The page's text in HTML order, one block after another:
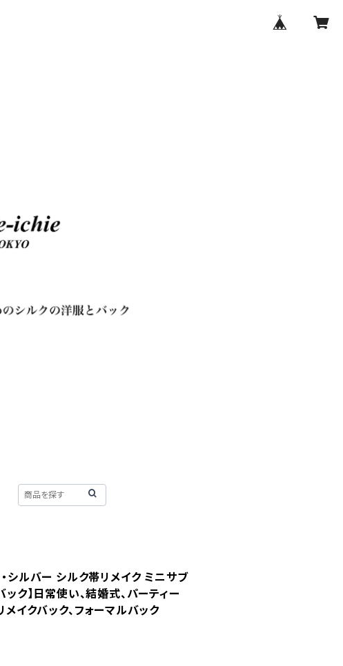
シルバー シルク帯リメイク ミニサブ
ク】日常使い、結婚式、パーティー
メイクバック、フォーマルバック